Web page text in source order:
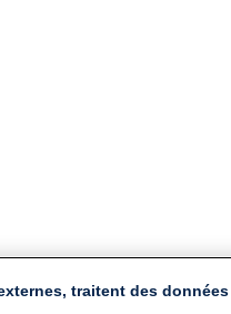
traitent des données